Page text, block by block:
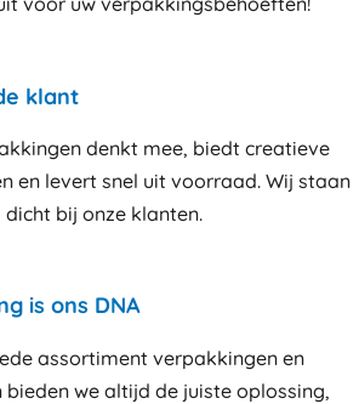
klant
denkt mee, biedt creatieve
en levert snel uit voorraad. Wij staan
dicht bij onze klanten
is ons DNA
assortiment verpakkingen en
we altijd de juiste oplossing,